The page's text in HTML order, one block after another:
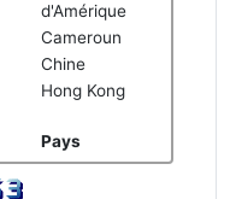
d'Amérique
Cameroun
Chine
Hong Kong
Pays